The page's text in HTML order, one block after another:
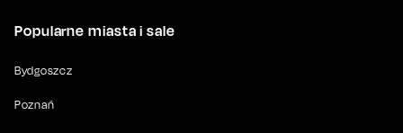
Popularne miasta i sale
Bydgoszcz
Poznań